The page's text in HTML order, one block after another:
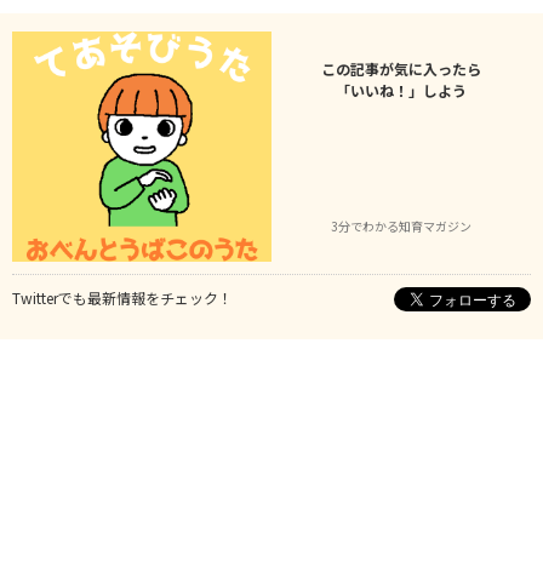
この記事が気に入ったら
「いいね！」しよう
3分でわかる知育マガジン
Twitterでも最新情報をチェック！